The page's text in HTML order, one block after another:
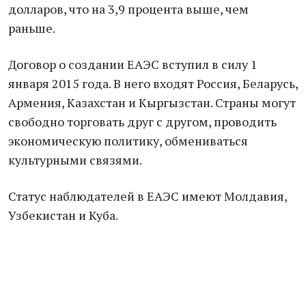
долларов, что на 3,9 процента выше, чем
раньше.
Договор о создании ЕАЭС вступил в силу 1
января 2015 года. В него входят Россия, Беларусь,
Армения, Казахстан и Кыргызстан. Страны могут
свободно торговать друг с другом, проводить
экономическую политику, обмениваться
культурными связями.
Статус наблюдателей в ЕАЭС имеют Молдавия,
Узбекистан и Куба.